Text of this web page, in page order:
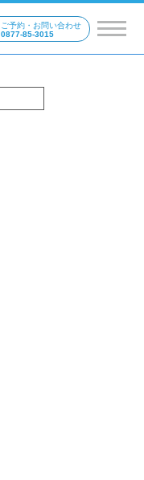
ご予約・お問い合わせ
0877-85-3015